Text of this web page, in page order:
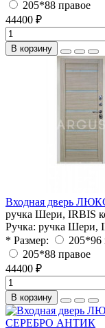
205*88 правое
44400 ₽
В корзину
Входная дверь
ручка Шери, IRBIS
Ручка: ручка Шери,
* Размер:
205*96
205*88 правое
44400 ₽
В корзину